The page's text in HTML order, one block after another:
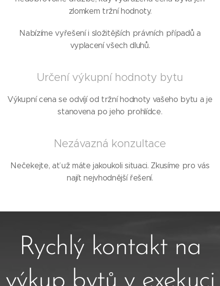
zlomkem tržní hodnoty.
Nabízíme vyřešení i složitějších právních případů a
vyplacení všech dluhů.
Určení výkupní hodnoty bytu
Výkupní cena se odvíjí od tržní hodnoty vašeho bytu a je
stanovena po jeho prohlídce.
Nezávazná konzultace
Nečekejte, ať už máte jakoukoli situaci. Zkusíme pro vás
najít nejvhodnější řešení.
Rychlý kontakt na